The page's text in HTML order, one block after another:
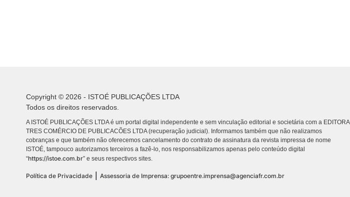
Copyright © 2026 - ISTOÉ PUBLICAÇÕES LTDA
Todos os direitos reservados.
A ISTOÉ PUBLICAÇÕES LTDA é um portal digital independente e sem vinculação editorial e societária com a EDITORA
TRES COMÉRCIO DE PUBLICACÕES LTDA (recuperação judicial). Informamos também que não realizamos
cobranças e que também não oferecemos cancelamento do contrato de assinatura da revista impressa de nome
ISTOÉ, tampouco autorizamos terceiros a fazê-lo, nos responsabilizamos apenas pelo conteúdo digital
“https://istoe.com.br” e seus respectivos sites.
Política de Privacidade Assessoria de Imprensa: grupoentre.imprensa@agenciafr.com.br